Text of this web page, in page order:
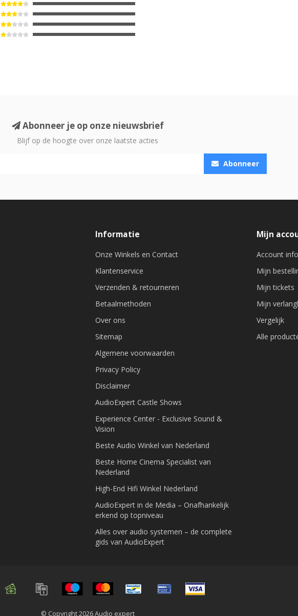
Abonneer je op onze nieuwsbrief
Blijf op de hoogte over onze laatste acties
Abonneer
Informatie
Onze Winkels en Contact
Klantenservice
Verzenden & retourneren
Betaalmethoden
Over ons
Sitemap
Algemene voorwaarden
Privacy Policy
Disclaimer
AudioExpert Castle Shows
Experience Center - Exclusive Sound &
Vision
Beste Audio Winkel van Nederland
Beste Home Cinema Specialist van
Nederland
High-End Hifi Winkel Nederland
AudioExpert in de Media – Onafhankelijk
erkend op topniveau
Alles over audio systemen – de complete
gids van AudioExpert
Mijn
Account
Mijn
Mijn tickets
Mijn
Vergelijk
Alle
© Copyright 2026 Audio expert